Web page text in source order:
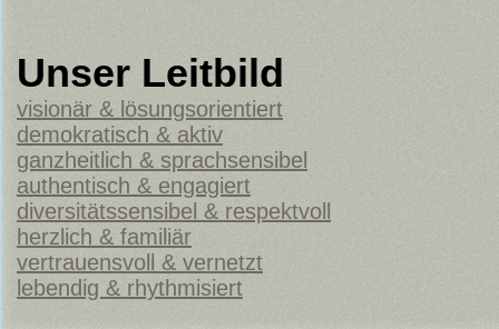
Unser Leitbild
visionär & lösungsorientiert
demokratisch & aktiv
ganzheitlich & sprachsensibel
authentisch & engagiert
diversitätssensibel & respektvoll
herzlich & familiär
vertrauensvoll & vernetzt
lebendig & rhythmisiert